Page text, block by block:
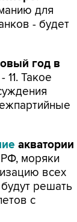
для
- будет
год в
Такое
акватории
моряки
всех
решать
с